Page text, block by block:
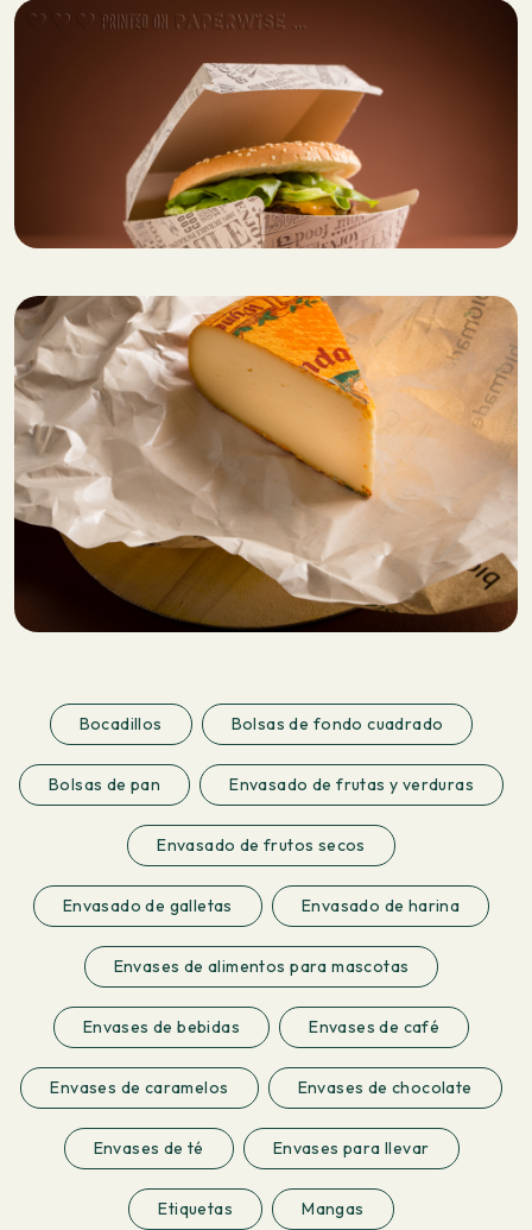
Bocadillos Bolsas de fondo cuadrado
Bolsas de pan Envasado de frutas y verduras
Envasado de frutos secos
Envasado de galletas Envasado de harina
Envases de alimentos para mascotas
Envases de bebidas Envases de café
Envases de caramelos Envases de chocolate
Envases de té Envases para llevar
Etiquetas Mangas